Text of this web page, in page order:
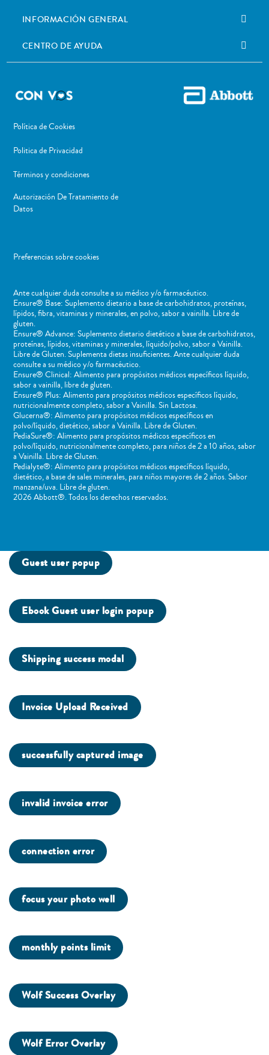
INFORMACIÓN GENERAL
CENTRO DE AYUDA
Política de Cookies
Politica de Privacidad
Términos y condiciones
Autorización De Tratamiento de
Datos
Preferencias sobre cookies
Ante cualquier duda consulte a su médico y/o farmacéutico.
Ensure® Base: Suplemento dietario a base de carbohidratos, proteínas,
lípidos, fibra, vitaminas y minerales, en polvo, sabor a vainilla. Libre de
gluten.
Ensure® Advance: Suplemento dietario dietético a base de carbohidratos,
proteínas, lípidos, vitaminas y minerales, líquido/polvo, sabor a Vainilla.
Libre de Gluten. Suplementa dietas insuficientes. Ante cualquier duda
consulte a su médico y/o farmacéutico.
Ensure® Clinical: Alimento para propósitos médicos específicos líquido,
sabor a vainilla, libre de gluten.
Ensure® Plus: Alimento para propósitos médicos específicos líquido,
nutricionalmente completo, sabor a Vainilla. Sin Lactosa.
Glucerna®: Alimento para propósitos médicos específicos en
polvo/líquido, dietético, sabor a Vainilla. Libre de Gluten.
PediaSure®: Alimento para propósitos médicos específicos en
polvo/líquido, nutricionalmente completo, para niños de 2 a 10 años, sabor
a Vainilla. Libre de Gluten.
Pedialyte®: Alimento para propósitos médicos específicos líquido,
dietético, a base de sales minerales, para niños mayores de 2 años. Sabor
manzana/uva. Libre de gluten.
2026 Abbott®. Todos los derechos reservados.
Guest user popup
Ebook Guest user login popup
Shipping success modal
Invoice Upload Received
successfully captured image
invalid invoice error
connection error
focus your photo well
monthly points limit
Wolf Success Overlay
Wolf Error Overlay